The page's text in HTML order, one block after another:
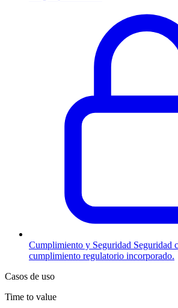
Cumplimiento y Seguridad Seguridad
cumplimiento regulatorio incorporado.
Casos de uso
Time to value